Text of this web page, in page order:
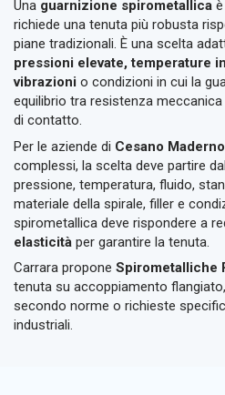
Una guarnizione spirometallica
richiede una tenuta più robusta
piane tradizionali. È una scelta
pressioni elevate, temperature
vibrazioni o condizioni in cui la
equilibrio tra resistenza
di contatto.
Per le aziende di Cesano Maderno
complessi, la scelta deve partire
pressione, temperatura, fluido,
materiale della spirale, filler e
spirometallica deve rispondere a
elasticità per garantire la tenuta.
Carrara propone Spirometalliche
tenuta su accoppiamento
secondo norme o richieste
industriali.